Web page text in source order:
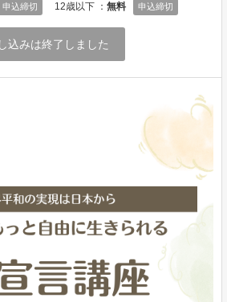
申込締切 12歳以下 ： 無料 申込締切
込みは終了しました